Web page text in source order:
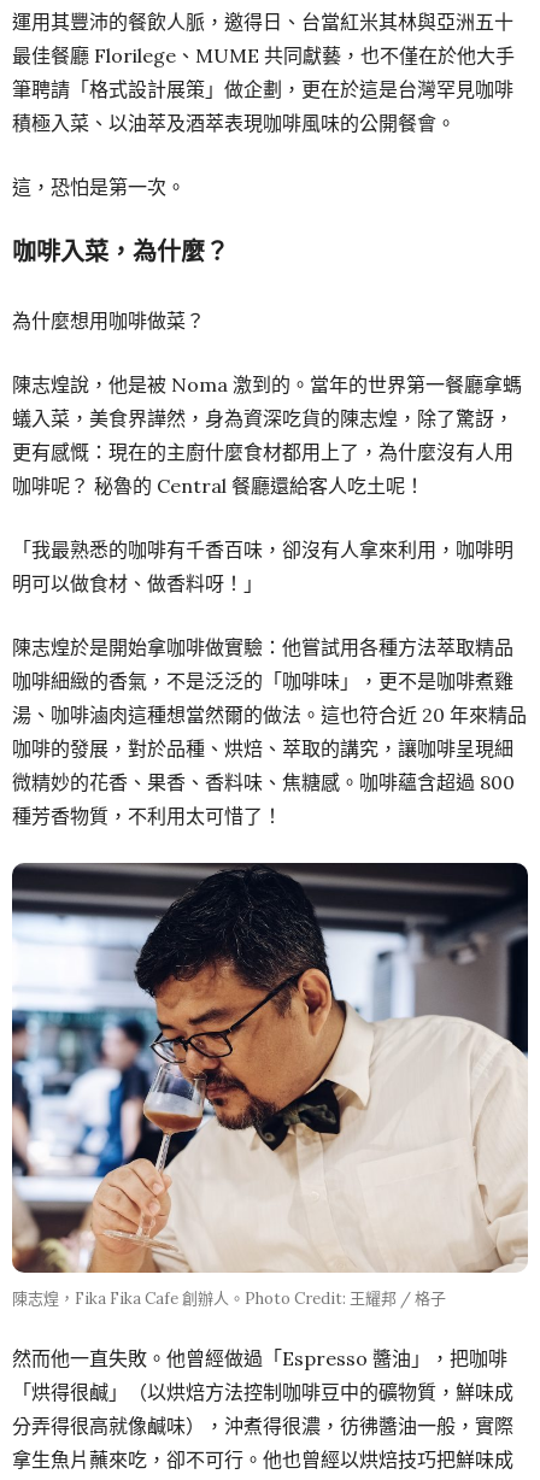
運用其豐沛的餐飲人脈，邀得日、台當紅米其林與亞洲五十
最佳餐廳 Florilege、MUME 共同獻藝，也不僅在於他大手
筆聘請「格式設計展策」做企劃，更在於這是台灣罕見咖啡
積極入菜、以油萃及酒萃表現咖啡風味的公開餐會。
這，恐怕是第一次。
咖啡入菜，為什麼？
為什麼想用咖啡做菜？
陳志煌說，他是被 Noma 激到的。當年的世界第一餐廳拿螞
蟻入菜，美食界譁然，身為資深吃貨的陳志煌，除了驚訝，
更有感慨：現在的主廚什麼食材都用上了，為什麼沒有人用
咖啡呢？ 秘魯的 Central 餐廳還給客人吃土呢！
「我最熟悉的咖啡有千香百味，卻沒有人拿來利用，咖啡明
明可以做食材、做香料呀！」
陳志煌於是開始拿咖啡做實驗：他嘗試用各種方法萃取精品
咖啡細緻的香氣，不是泛泛的「咖啡味」，更不是咖啡煮雞
湯、咖啡滷肉這種想當然爾的做法。這也符合近 20 年來精品
咖啡的發展，對於品種、烘焙、萃取的講究，讓咖啡呈現細
微精妙的花香、果香、香料味、焦糖感。咖啡蘊含超過 800
種芳香物質，不利用太可惜了！
陳志煌，Fika Fika Cafe 創辦人。Photo Credit: 王耀邦 / 格子
然而他一直失敗。他曾經做過「Espresso 醬油」，把咖啡
「烘得很鹹」（以烘焙方法控制咖啡豆中的礦物質，鮮味成
分弄得很高就像鹹味），沖煮得很濃，彷彿醬油一般，實際
拿生魚片蘸來吃，卻不可行。他也曾經以烘焙技巧把鮮味成